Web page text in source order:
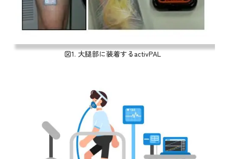
図1. 大腿部に装着するactivPAL